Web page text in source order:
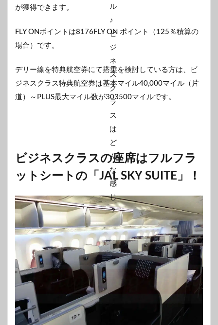
が獲得できます。
FLY ONポイントは8176FLY ON ポイント（125％積算の
場合）です。
デリー線を特典航空券にて搭乗を検討している方は、ビ
ジネスクラス特典航空券は基本マイル40,000マイル（片
道）～PLUS最大マイル数が303500マイルです。
ビジネスクラスの座席はフルフラ
ットシートの「JAL SKY SUITE」！